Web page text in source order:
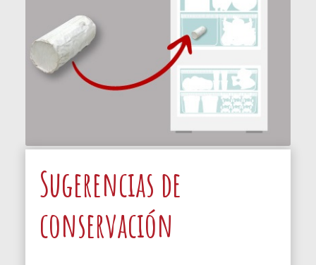
Sugerencias de
conservación